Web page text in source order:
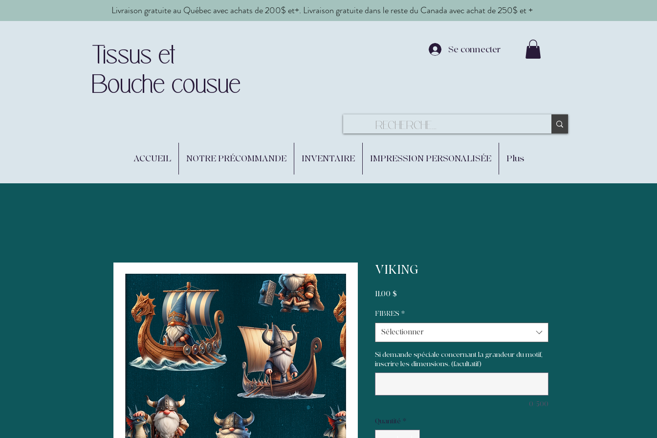
Livraison gratuite au Québec avec achats de 200$ et+. Livraison gratuite dans le reste du Canada avec achat de 250$ et +
Tissus et
Bouche cousue
Se connecter
ACCUEIL NOTRE PRÉCOMMANDE INVENTAIRE IMPRESSION PERSONALISÉE Plus
VIKING
11,00 $
FIBRES *
Sélectionner
Si demande spéciale concernant la grandeur du motif,
inscrire les dimensions. (facultatif)
0/500
Quantité *